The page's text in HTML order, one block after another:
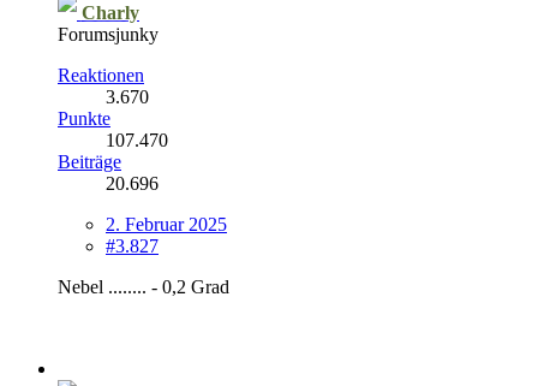
Charly
Forumsjunky
Reaktionen
3.670
Punkte
107.470
Beiträge
20.696
2. Februar 2025
#3.827
Nebel ........ - 0,2 Grad